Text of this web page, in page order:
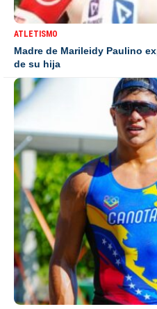
ATLETISMO
Madre de Marileidy Paulino
de su hija